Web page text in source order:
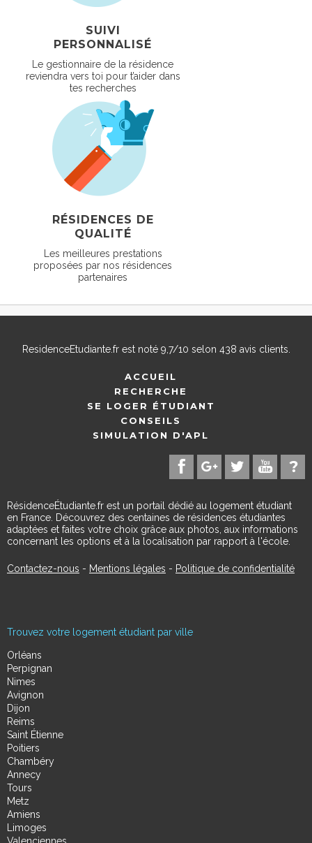
SUIVI
PERSONNALISÉ
Le gestionnaire de la résidence
reviendra vers toi pour t’aider dans
tes recherches
RÉSIDENCES DE
QUALITÉ
Les meilleures prestations
proposées par nos résidences
partenaires
ResidenceEtudiante.frest noté 9,7/10 selon 438 avis clients.
ACCUEIL
RECHERCHE
SE LOGER ÉTUDIANT
CONSEILS
SIMULATION D'APL
RésidenceÉtudiante.fr est un portail dédié au logement étudiant
en France. Découvrez des centaines de résidences étudiantes
adaptées et faites votre choix grâce aux photos, aux informations
concernant les options et à la localisation par rapport à l'école.
Contactez-nous - Mentions légales - Politique de confidentialité
Trouvez votre logement étudiant par ville
Orléans
Perpignan
Nimes
Avignon
Dijon
Reims
Saint Étienne
Poitiers
Chambéry
Annecy
Tours
Metz
Amiens
Limoges
Valenciennes